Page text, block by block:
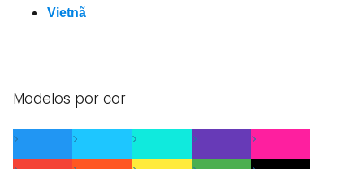
Vietnã
Modelos por cor